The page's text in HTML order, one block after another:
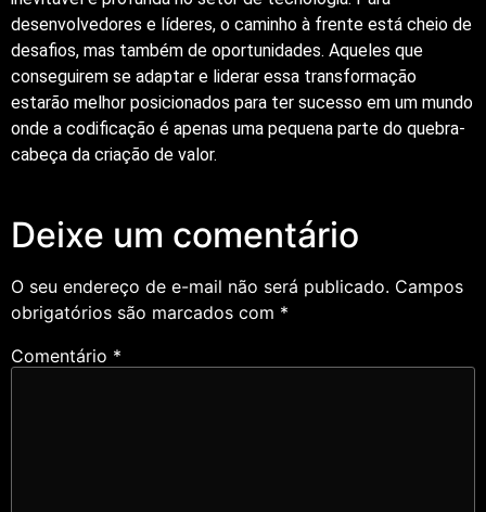
desenvolvedores e líderes, o caminho à frente está cheio de
desafios, mas também de oportunidades. Aqueles que
conseguirem se adaptar e liderar essa transformação
estarão melhor posicionados para ter sucesso em um mundo
onde a codificação é apenas uma pequena parte do quebra-
cabeça da criação de valor.
Deixe um comentário
O seu endereço de e-mail não será publicado. Campos
obrigatórios são marcados com *
Comentário *